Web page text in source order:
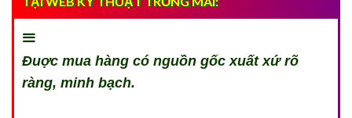
Đuợc mua hàng có nguồn gốc xuất xứ rõ
ràng, minh bạch.